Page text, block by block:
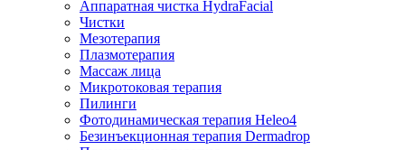
Аппаратная чистка HydraFacial
Чистки
Мезотерапия
Плазмотерапия
Массаж лица
Микротоковая терапия
Пилинги
Фотодинамическая терапия Heleo4
Безинъекционная терапия Dermadrop